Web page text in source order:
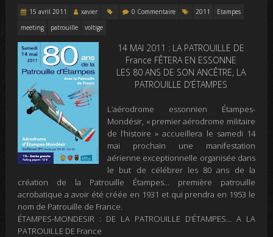
15 avril 2011 xavier 0 Commentaire 2011
Etampes
meeting
patrouille voltige
14 MAI 2011 : LA PATROUILLE DE
France FÊTERA EN ESSONNE
LES 80 ANS DE SON ANCÊTRE, LA
PATROUILLE D’ÉTAMPES
L’aérodrome essonnien Étampes-
Mondésir, « premier aérodrome militaire
de l’histoire » accueillera le samedi 14
mai prochain une manifestation
aérienne exceptionnelle organisée dans
le but de célébrer les 80 ans de la
création de la Patrouille Étampes… première patrouille
acrobatique a avoir été créée en 1931 et qui prendra en 1953 le
nom de Patrouille de France.
ÉTAMPES-MONDESIR : DE LA PATROUILLE D’ÉTAMPES… A LA
PATROUILLE DE France